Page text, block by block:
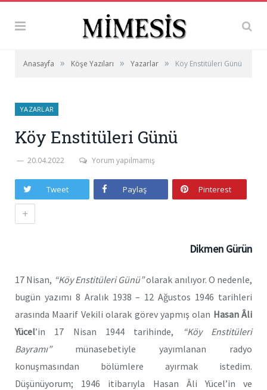
Anasayfa » Köşe Yazıları » Yazarlar » Köy Enstitüleri Günü
YAZARLAR
Köy Enstitüleri Günü
20.04.2022 Yorum yapılmamış
Tweet Paylaş Pinterest
+
Dikmen Gürün
17 Nisan, “Köy Enstitüleri Günü”olarak anılıyor. O nedenle,
bugün yazımı 8 Aralık 1938 – 12 Ağustos 1946 tarihleri
arasında Maarif Vekili olarak görev yapmış olan Hasan Âli
Yücel’in 17 Nisan 1944 tarihinde,
“Köy Enstitüleri
Bayramı”münasebetiyle yayımlanan radyo
konuşmasından bölümlere ayırmak istedim.
Düşünüyorum; 1946 itibarıyla Hasan Âli Yücel’in ve